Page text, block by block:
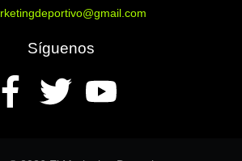
Síguenos